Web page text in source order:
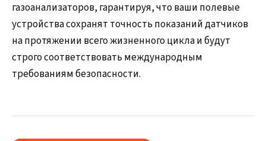
газоанализаторов, гарантируя, что ваши полевые
устройства сохранят точность показаний датчиков
на протяжении всего жизненного цикла и будут
строго соответствовать международным
требованиям безопасности.